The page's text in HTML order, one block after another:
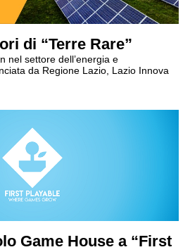
di “Terre Rare”
nel settore dell’energia e
da Regione Lazio, Lazio Innova
Game House a “First